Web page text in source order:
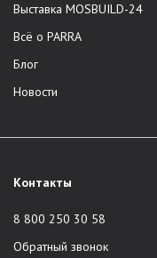
Выставка MOSBUILD-24
Всё о PARRA
Блог
Новости
Контакты
8 800 250 30 58
Обратный звонок